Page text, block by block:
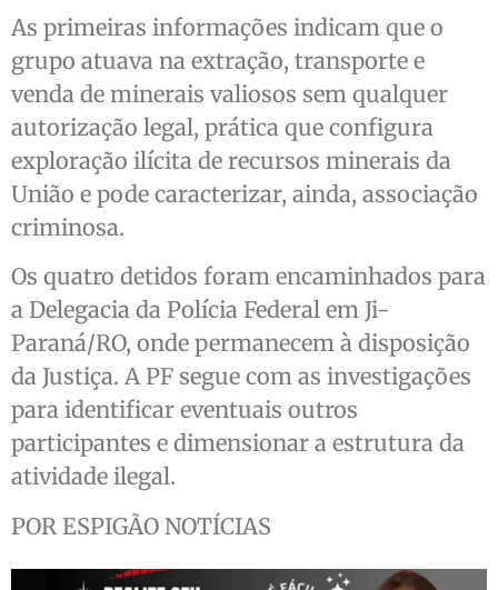
As primeiras informações indicam que o
grupo atuava na extração, transporte e
venda de minerais valiosos sem qualquer
autorização legal, prática que configura
exploração ilícita de recursos minerais da
União e pode caracterizar, ainda, associação
criminosa.
Os quatro detidos foram encaminhados para
a Delegacia da Polícia Federal em Ji-
Paraná/RO, onde permanecem à disposição
da Justiça. A PF segue com as investigações
para identificar eventuais outros
participantes e dimensionar a estrutura da
atividade ilegal.
POR ESPIGÃO NOTÍCIAS